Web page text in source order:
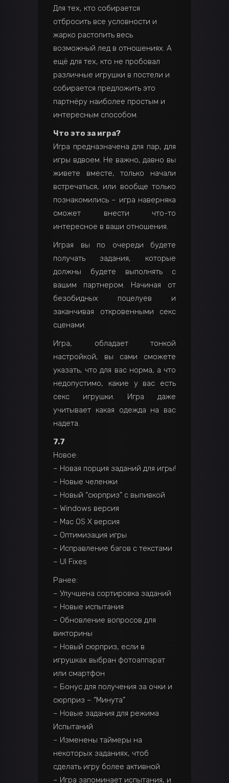
Для тех, кто собирается
отбросить все условности и
жарко растопить весь
возможный лед в отношениях. А
ещё для тех, кто не пробовал
различные игрушки в постели и
собирается предложить это
партнёру наиболее простым и
интересным способом.
Что это за игра?
Игра предназначена для пар, для
игры вдвоем. Не важно, давно вы
живете вместе, только начали
встречаться, или вообще только
познакомились – игра наверняка
сможет внести что-то
интересное в ваши отношения.
Играя вы по очереди будете
получать задания, которые
должны будете выполнять с
вашим партнером. Начиная от
безобидных поцелуев и
заканчивая откровенными секс
сценами.
Игра, обладает тонкой
настройкой, вы сами сможете
указать, что для вас норма, а что
недопустимо, какие у вас есть
секс игрушки. Игра даже
учитывает какая одежда на вас
надета.
7.7
Новое:
– Новая порция заданий для игры!
– Новые челенжи
– Новый “сюрприз” с выпивкой
– Windows версия
– Mac OS X версия
– Оптимизация игры
– Исправление багов с текстами
– UI Fixes
Ранее:
– Улучшена сортировка заданий
– Новые испытания
– Обновление вопросов для
викторины
– Новый сюрприз, если в
игрушках выбран фотоаппарат
или смартфон
– Бонус для получения за очки и
сюрприз – “Минута”
– Новые задания для режима
Испытаний
– Изменены таймеры на
некоторых заданиях, чтоб
сделать игру более активной
– Игра запоминает испытания, и